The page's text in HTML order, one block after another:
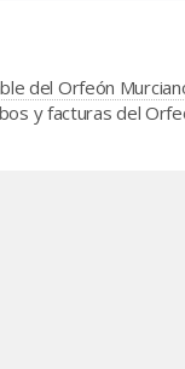
del Orfeón
y facturas del